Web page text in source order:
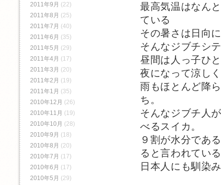
最高気温はなん
ている
その暑さは日向
そんなジブチシ
昼間は人っ子ひ
夜になって涼し
雨もほとんど降
ち。
そんなジブチ人
べるスイカ。
９割が水分であ
ると言われてい
日本人にも馴染
2011年9月 (22)
2011年8月 (25)
2011年7月 (40)
2011年6月 (35)
2011年5月 (29)
2011年4月 (17)
2011年3月 (20)
2011年2月 (19)
2011年1月 (35)
2010年12月 (26)
2010年11月 (19)
2010年10月 (28)
2010年9月 (18)
2010年8月 (20)
2010年7月 (17)
2010年6月 (17)
2010年5月 (29)